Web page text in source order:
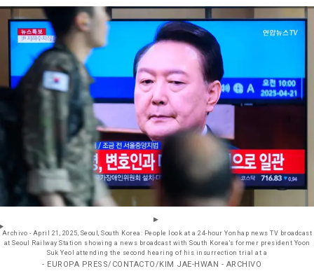
Archivo - April 21, 2025, Seoul, South Korea: People look at a 24-hour Yonhap news TV broadcast
at Seoul Railway Station showing a news broadcast with South Korea's former president Yoon
Suk Yeol attending the second hearing of his insurrection trial at a
- EUROPA PRESS/CONTACTO/KIM JAE-HWAN - ARCHIVO